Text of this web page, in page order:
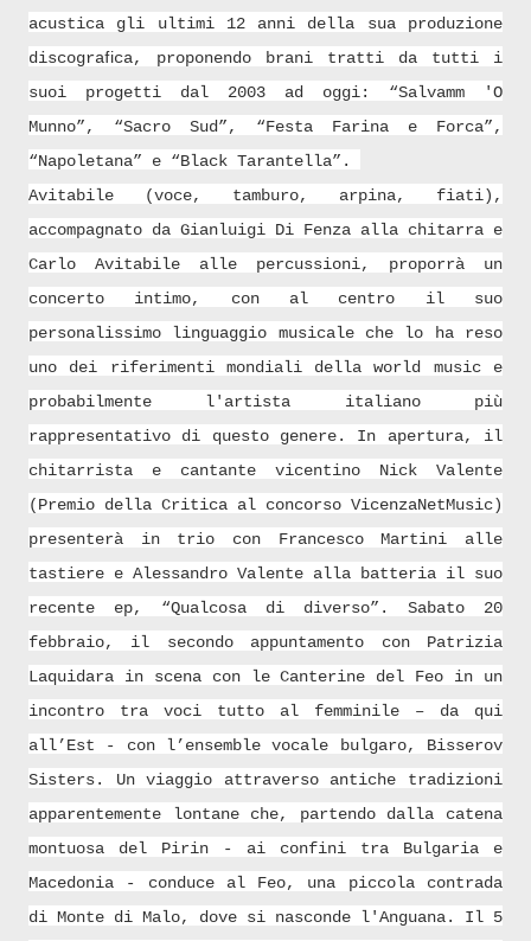
acustica gli ultimi 12 anni della sua produzione
discograﬁca, proponendo brani tratti da tutti i
suoi progetti dal 2003 ad oggi: “Salvamm 'O
Munno”, “Sacro Sud”, “Festa Farina e Forca”,
“Napoletana” e “Black Tarantella”.
Avitabile (voce, tamburo, arpina, fiati),
accompagnato da Gianluigi Di Fenza alla chitarra e
Carlo Avitabile alle percussioni, proporrà un
concerto intimo, con al centro il suo
personalissimo linguaggio musicale che lo ha reso
uno dei riferimenti mondiali della world music e
probabilmente l'artista italiano più
rappresentativo di questo genere. In apertura, il
chitarrista e cantante vicentino Nick Valente
(Premio della Critica al concorso VicenzaNetMusic)
presenterà in trio con Francesco Martini alle
tastiere e Alessandro Valente alla batteria il suo
recente ep, “Qualcosa di diverso”. Sabato 20
febbraio, il secondo appuntamento con Patrizia
Laquidara in scena con le Canterine del Feo in un
incontro tra voci tutto al femminile – da qui
all’Est - con l’ensemble vocale bulgaro, Bisserov
Sisters. Un viaggio attraverso antiche tradizioni
apparentemente lontane che, partendo dalla catena
montuosa del Pirin - ai confini tra Bulgaria e
Macedonia - conduce al Feo, una piccola contrada
di Monte di Malo, dove si nasconde l'Anguana. Il 5